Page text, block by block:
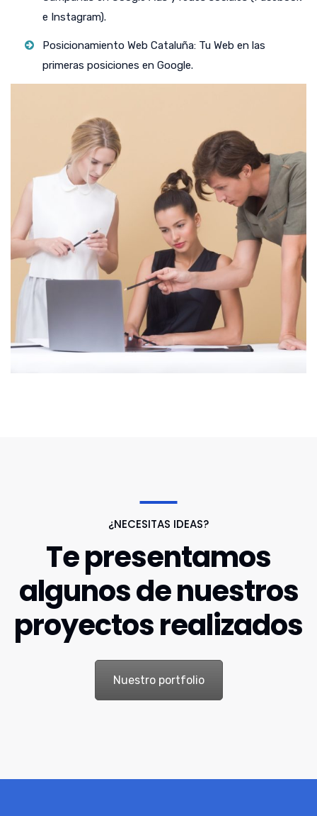
e Instagram).
Posicionamiento Web Cataluña: Tu Web en las
primeras posiciones en Google.
¿NECESITAS IDEAS?
Te presentamos
algunos de nuestros
proyectos realizados
Nuestro portfolio